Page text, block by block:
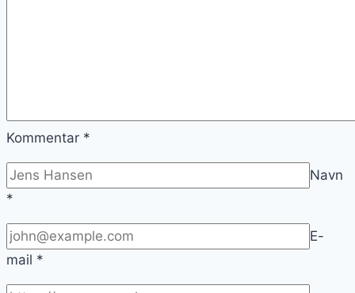
Kommentar *
Navn
*
E-
mail *